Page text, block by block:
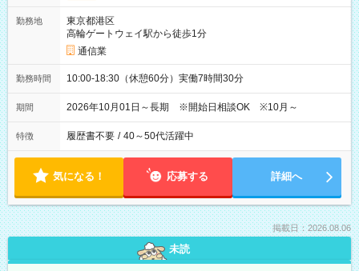
勤務地
東京都港区
高輪ゲートウェイ駅から徒歩1分
通信業
勤務時間 10:00-18:30（休憩60分）実働7時間30分
期間 2026年10月01日～長期 ※開始日相談OK ※10月～
特徴 履歴書不要 / 40～50代活躍中
気になる！ 応募する 詳細へ
掲載日：2026.08.06
未読